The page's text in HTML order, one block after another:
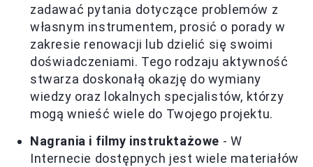
zadawać pytania dotyczące problemów z
własnym instrumentem, prosić o porady w
zakresie renowacji lub dzielić się swoimi
doświadczeniami. Tego rodzaju aktywność
stwarza doskonałą okazję do wymiany
wiedzy oraz lokalnych specjalistów, którzy
mogą wnieść wiele do Twojego projektu.
Nagrania i filmy instruktażowe - W
Internecie dostępnych jest wiele materiałów